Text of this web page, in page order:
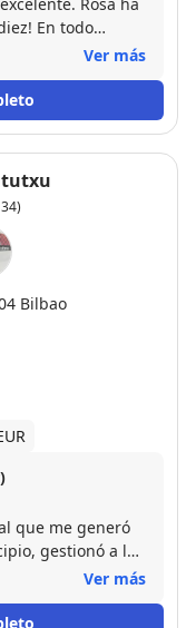
En todo
partes nosVer más
Bilbao
que me generó
gestionó a la
a elegir sin
Ver más